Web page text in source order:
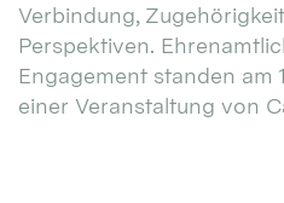
Verbindung,
Perspektiven.
Engagement standen am
einer Veranstaltung von